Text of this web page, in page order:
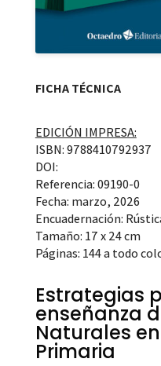
FICHA TÉCNICA
EDICIÓN IMPRESA:
ISBN: 9788410792937
DOI:
Referencia: 09190-0
Fecha: marzo, 2026
Encuadernación:
Tamaño: 17 x 24 cm
Páginas: 144 a todo
Estrategias
enseñanza
Naturales
Primaria